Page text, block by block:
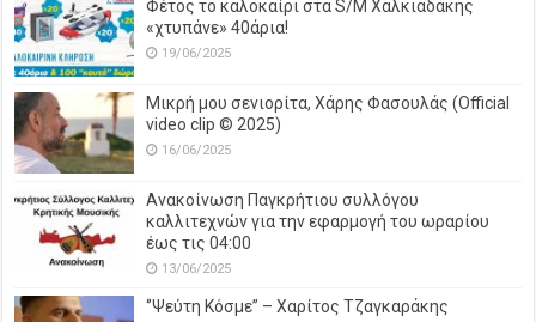
Φέτος το καλοκαίρι στα S/M Χαλκιαδάκης
«χτυπάνε» 40άρια!
19/06/2025
Μικρή μου σενιορίτα, Χάρης Φασουλάς (Official
video clip © 2025)
16/06/2025
Ανακοίνωση Παγκρήτιου συλλόγου
καλλιτεχνών για την εφαρμογή του ωραρίου
έως τις 04:00
13/06/2025
‘’Ψεύτη Κόσμε’’ – Χαρίτος Τζαγκαράκης